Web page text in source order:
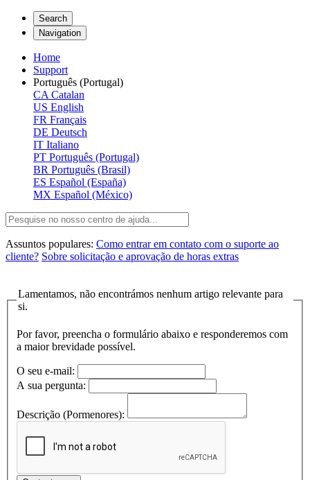
Search
Navigation
Home
Support
Português (Portugal)
CA Catalan
US English
FR Français
DE Deutsch
IT Italiano
PT Português (Portugal)
BR Português (Brasil)
ES Español (España)
MX Español (México)
Assuntos populares: Como entrar em contato com o suporte ao
cliente? Sobre solicitação e aprovação de horas extras
Lamentamos, não encontrámos nenhum artigo relevante para
si.
Por favor, preencha o formulário abaixo e responderemos com
a maior brevidade possível.
O seu e-mail:
A sua pergunta:
Descrição (Pormenores):